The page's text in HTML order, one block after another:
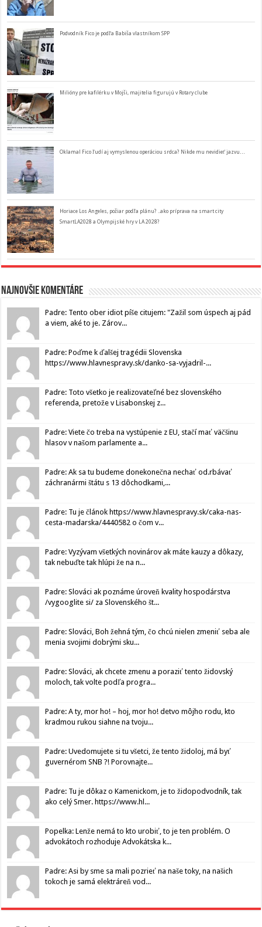
Podvodník Fico je podľa Babiša vlastníkom SPP
Milióny pre kafilérku v Mojši, majitelia figurujú v Rotary clube
Oklamal Fico ľudí aj vymyslenou operáciou srdca? Nikde mu nevidieť jazvu…
Horiace Los Angeles, požiar podľa plánu? ..ako príprava na smart city
SmartLA2028 a Olympijské hry v LA 2028?
Najnovšie komentáre
Padre: Tento ober idiot píše citujem: "Zažil som úspech aj pád
a viem, aké to je. Zárov...
Padre: Poďme k ďalšej tragédii Slovenska
https://www.hlavnespravy.sk/danko-sa-vyjadril-...
Padre: Toto všetko je realizovateľné bez slovenského
referenda, pretože v Lisabonskej z...
Padre: Viete čo treba na vystúpenie z EU, stačí mať väčšinu
hlasov v našom parlamente a...
Padre: Ak sa tu budeme donekonečna nechať od.rbávať
záchranármi štátu s 13 dôchodkami,...
Padre: Tu je článok https://www.hlavnespravy.sk/caka-nas-
cesta-madarska/4440582 o čom v...
Padre: Vyzývam všetkých novinárov ak máte kauzy a dôkazy,
tak nebuďte tak hlúpi že na n...
Padre: Slováci ak poznáme úroveň kvality hospodárstva
/vygooglite si/ za Slovenského št...
Padre: Slováci, Boh žehná tým, čo chcú nielen zmeniť seba ale
menia svojimi dobrými sku...
Padre: Slováci, ak chcete zmenu a poraziť tento židovský
moloch, tak volte podľa progra...
Padre: A ty, mor ho! – hoj, mor ho! detvo môjho rodu, kto
kradmou rukou siahne na tvoju...
Padre: Uvedomujete si tu všetci, že tento židoloj, má byť
guvernérom SNB ?! Porovnajte...
Padre: Tu je dôkaz o Kamenickom, je to židopodvodník, tak
ako celý Smer. https://www.hl...
Popelka: Lenže nemá to kto urobiť, to je ten problém. O
advokátoch rozhoduje Advokátska k...
Padre: Asi by sme sa mali pozrieť na naše toky, na našich
tokoch je samá elektráreň vod...